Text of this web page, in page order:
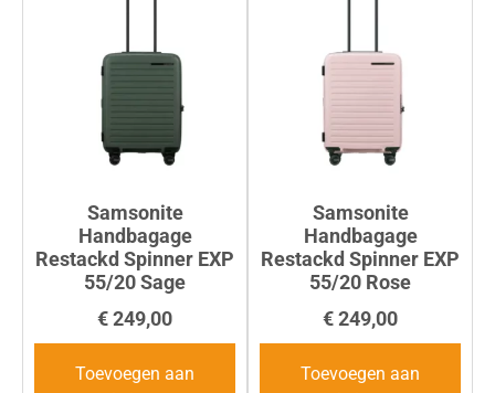
Samsonite
Handbagage
Restackd Spinner EXP
55/20 Sage
€249,00
Toevoegen aan
Samsonite
Handbagage
Restackd Spinner EXP
55/20 Rose
€249,00
Toevoegen aan